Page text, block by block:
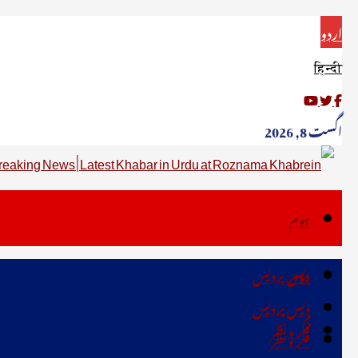
اردو
हिन्दी
اگست 8, 2026
ہوم
دیس پردیس
فکر ونظر
ہوم
دیس پردیس
فکر ونظر